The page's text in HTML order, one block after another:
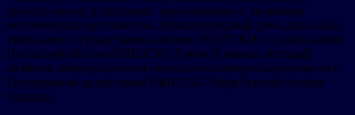
диалогу между культурами, разнообразию и уважению
человеческого достоинства. Международный день джаза был
утвержден государствами-членами ЮНЕСКО по инициативе
Посла доброй воли ЮНЕСКО Херби Хэнкока, который
является сопредседателем ежегодного празднования вместе с
Генеральным директором ЮНЕСКО Одри Азулай (Audrey
Azoulay).